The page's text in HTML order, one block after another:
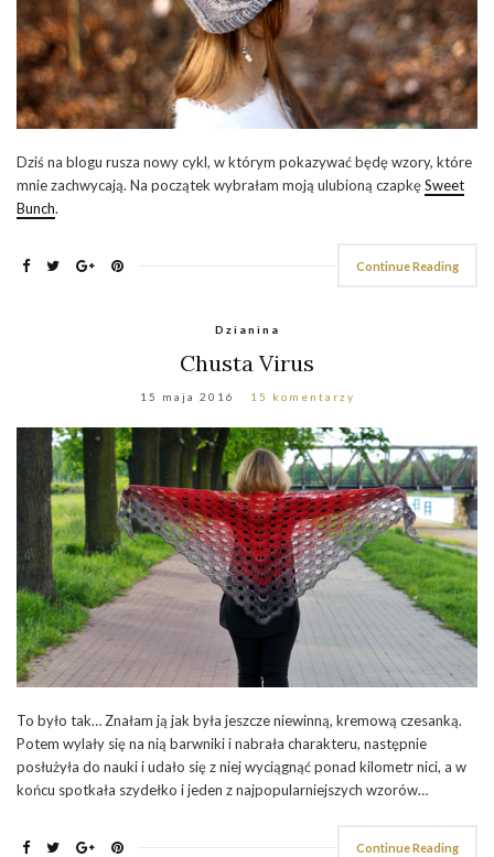
Dziś na blogu rusza nowy cykl, w którym pokazywać będę wzory, które
mnie zachwycają. Na początek wybrałam moją ulubioną czapkęSweet
Bunch.
Continue Reading
Dzianina
Chusta Virus
15 maja 2016 15 komentarzy
To było tak… Znałam ją jak była jeszcze niewinną, kremową czesanką.
Potem wylały się na nią barwniki i nabrała charakteru, następnie
posłużyła do nauki i udało się z niej wyciągnąć ponad kilometr nici, a w
końcu spotkała szydełko i jeden z najpopularniejszych wzorów…
Continue Reading